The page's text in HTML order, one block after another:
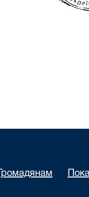
Громадянам